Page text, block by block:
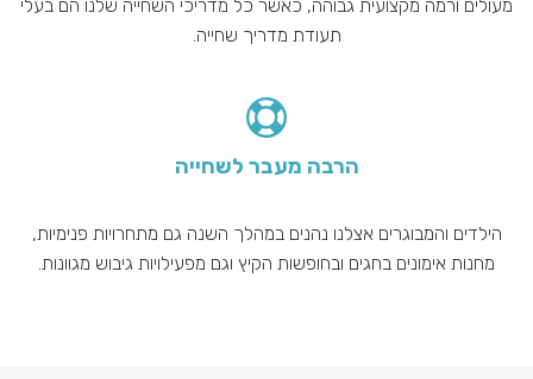
מעולים ורמה מקצועית גבוהה, כאשר כל מדריכי השחייה שלנו הם בעלי
תעודת מדריך שחייה.
הרבה מעבר לשחייה
הילדים והמבוגרים אצלנו נהנים במהלך השנה גם מתחרויות פנימיות,
מחנות אימונים בחגים ובחופשות הקיץ וגם מפעילויות גיבוש מגוונות.